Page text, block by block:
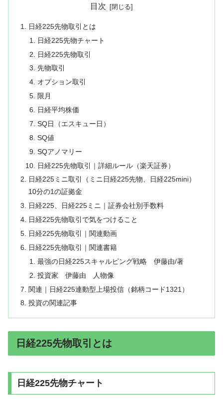
目次
日経225先物取引とは
日経225先物チャート
日経225先物取引
先物取引
オプション取引
限月
日経平均株価
SQ日（エスキュー日）
SQ値
SQアノマリー
日経225先物取引｜詳細ルール（楽天証券）
日経225ミニ取引（ミニ日経225先物、日経225mini）
10分の1の証拠金
日経225、日経225ミニ｜証券会社別手数料
日経225先物取引で気をつけること
日経225先物取引｜関連動画
日経225先物取引｜関連書籍
最強の日経225スキャルピング戦略 伊藤由/著
投資家 伊藤由 人物像
関連｜日経225連動型上場投信（銘柄コード1321）
投資の関連記事
日経225先物取引とは
日経225先物チャート